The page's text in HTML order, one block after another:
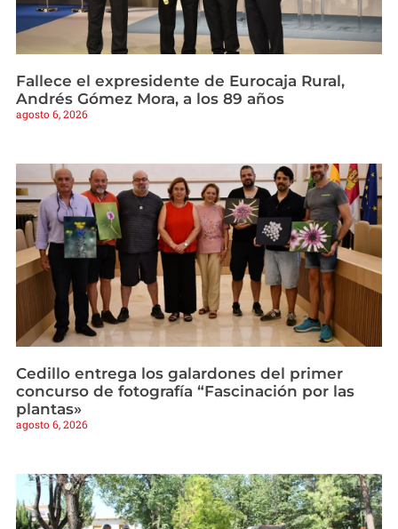
Fallece el expresidente de Eurocaja Rural,
Andrés Gómez Mora, a los 89 años
agosto 6, 2026
Cedillo entrega los galardones del primer
concurso de fotografía “Fascinación por las
plantas»
agosto 6, 2026